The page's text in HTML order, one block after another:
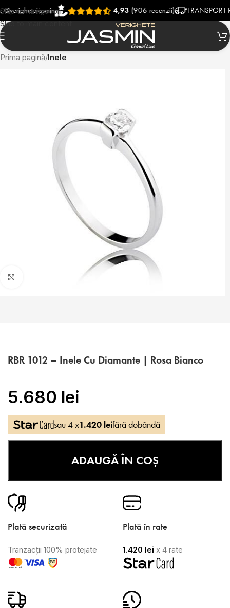
Skip to navigation
Skip to main content
4,93(906 recenzii) TRANSPORT RAPID
Prima pagină Inele
RBR 1012 – Inele Cu Diamante | Rosa Bianco
5.680 lei
sau 4 x1.420 leifără dobândă
ADAUGĂ ÎN COȘ
Plată securizată
Tranzacții 100% protejate
Plată în rate
1.420 lei x 4 rate